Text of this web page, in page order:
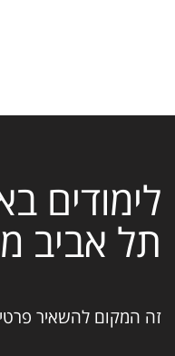
לימודים
תל אביב
זה המקום להשאיר